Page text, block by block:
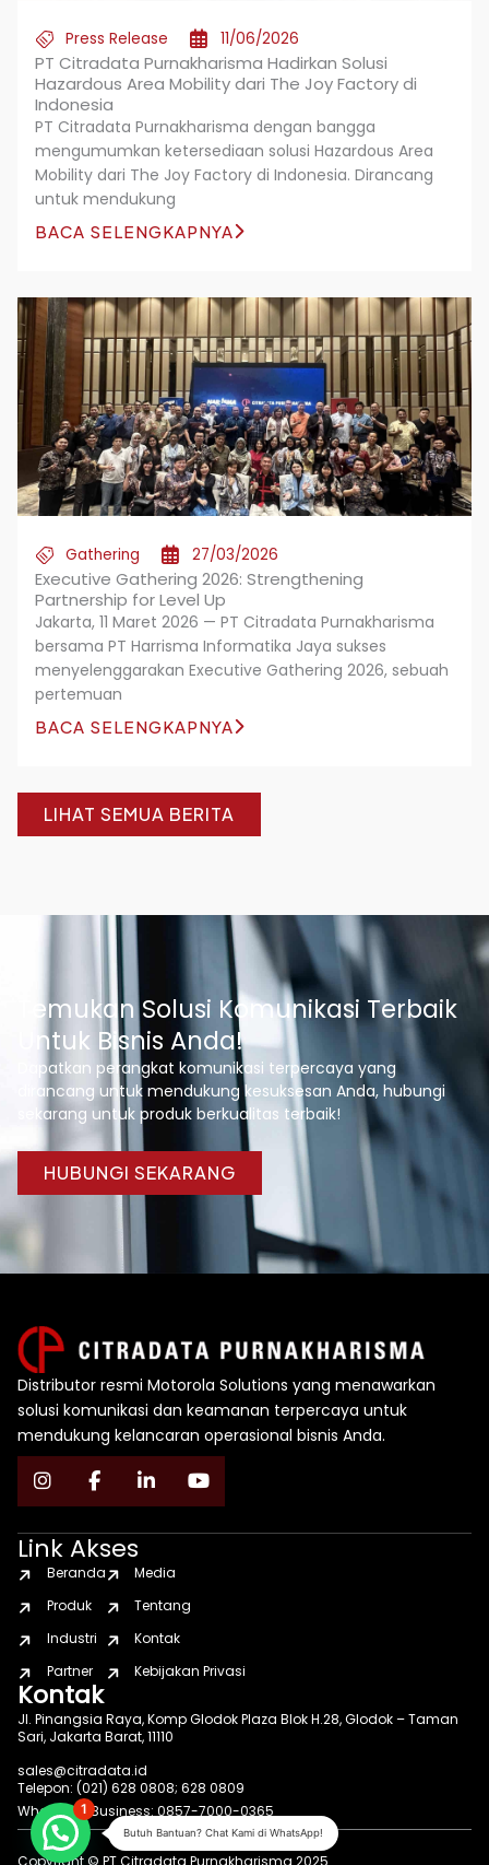
LIHAT SEMUA BERITA
Press Release 11/06/2026
PT Citradata Purnakharisma Hadirkan Solusi
Hazardous Area Mobility dari The Joy Factory di
Indonesia
PT Citradata Purnakharisma dengan bangga
mengumumkan ketersediaan solusi Hazardous Area
Mobility dari The Joy Factory di Indonesia. Dirancang
untuk mendukung
BACA SELENGKAPNYA
Gathering 27/03/2026
Executive Gathering 2026: Strengthening
Partnership for Level Up
Jakarta, 11 Maret 2026 — PT Citradata Purnakharisma
bersama PT Harrisma Informatika Jaya sukses
menyelenggarakan Executive Gathering 2026, sebuah
pertemuan
BACA SELENGKAPNYA
Temukan Solusi Komunikasi Terbaik
Untuk Bisnis Anda!
Dapatkan perangkat komunikasi terpercaya yang
dirancang untuk mendukung kesuksesan Anda, hubungi
sekarang untuk produk berkualitas terbaik!
HUBUNGI SEKARANG
Distributor resmi Motorola Solutions yang menawarkan
solusi komunikasi dan keamanan terpercaya untuk
mendukung kelancaran operasional bisnis Anda.
Link Akses
Beranda
Produk
Industri
Partner
Media
Tentang
Kontak
Kebijakan Privasi
Kontak
Jl. Pinangsia Raya, Komp Glodok Plaza Blok H.28, Glodok – Taman
Sari, Jakarta Barat, 11110
sales@citradata.id
Telepon: (021) 628 0808; 628 0809
WhatsApp Business: 0857-7000-0365
Copyright © PT Citradata Purnakharisma 2025
Butuh Bantuan? Chat Kami di WhatsApp!
1